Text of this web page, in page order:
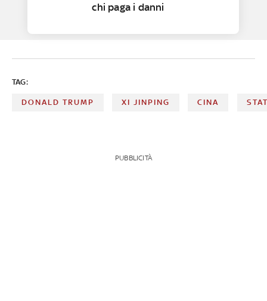
chi paga i danni
TAG:
DONALD TRUMP XI JINPING CINA
PUBBLICITÀ